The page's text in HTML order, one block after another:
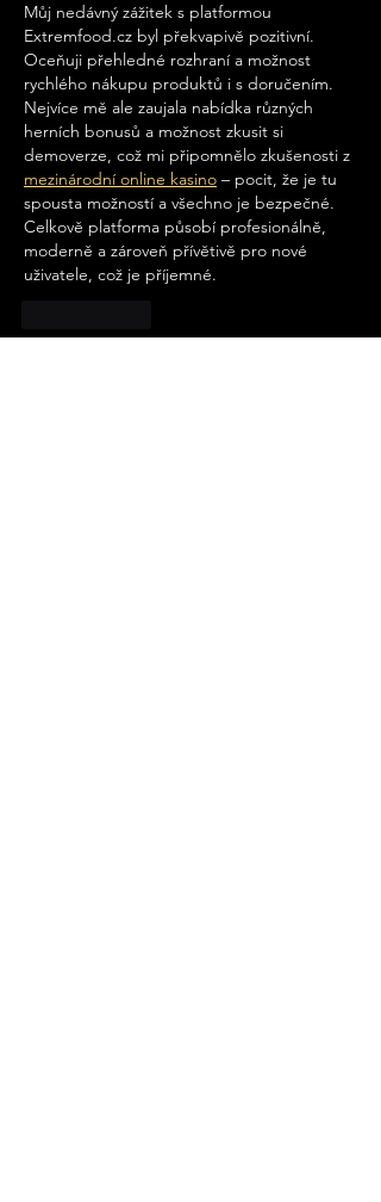
Můj nedávný zážitek s platformou
Extremfood.cz byl překvapivě pozitivní.
Oceňuji přehledné rozhraní a možnost
rychlého nákupu produktů i s doručením.
Nejvíce mě ale zaujala nabídka různých
herních bonusů a možnost zkusit si
demoverze, což mi připomnělo zkušenosti z
mezinárodní online kasino – pocit, že je tu
spousta možností a všechno je bezpečné.
Celkově platforma působí profesionálně,
moderně a zároveň přívětivě pro nové
uživatele, což je příjemné.